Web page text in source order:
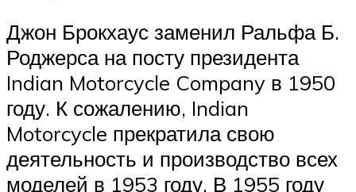
Джон Брокхаус заменил Ральфа Б.
Роджерса на посту президента
Indian Motorcycle Company в 1950
году. К сожалению, Indian
Motorcycle прекратила свою
деятельность и производство всех
моделей в 1953 году. В 1955 году